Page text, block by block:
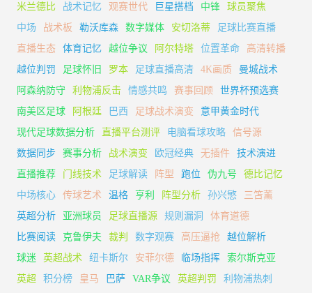
米兰德比
战术记忆 观赛世代 巨星搭档 中锋
球员聚焦
中场
战术板 勒沃库森 数字媒体 安切洛蒂
足球比赛直播
直播生态
体育记忆 越位争议 阿尔特塔 位置革命
高清转播
越位判罚
足球怀旧 罗本 足球直播高清 4K画质
曼城战术
阿森纳防守
利物浦反击 情感共鸣 赛事回顾
世界杯预选赛
南美区足球
阿根廷 巴西 足球战术演变
意甲黄金时代
现代足球数据分析
直播平台测评 电脑看球攻略
信号源
数据同步
赛事分析 战术演变 欧冠经典 无插件
技术演进
直播推荐
门线技术 足球解读 阵型 跑位 伪九号
德比记忆
中场核心
传球艺术 温格 亨利 阵型分析 孙兴慜
三笘薰
英超分析
亚洲球员 足球直播源 规则漏洞
体育道德
比赛阅读
克鲁伊夫 裁判 数字观赛 高压逼抢
越位解析
球迷
英超战术 纽卡斯尔 安菲尔德 临场指挥
索尔斯克亚
英超
积分榜 皇马 巴萨 VAR争议 英超判罚
利物浦热刺